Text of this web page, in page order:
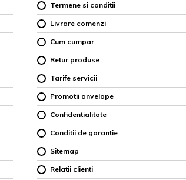
Termene si conditii
Livrare comenzi
Cum cumpar
Retur produse
Tarife servicii
Promotii anvelope
Confidentialitate
Conditii de garantie
Sitemap
Relatii clienti